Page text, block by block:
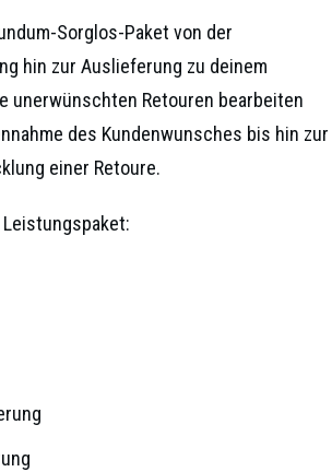
Sorglos-Paket von der
hin zur Auslieferung zu deinem
unerwünschten Retouren bearbeiten
des Kundenwunsches bis hin zur
einer Retoure.